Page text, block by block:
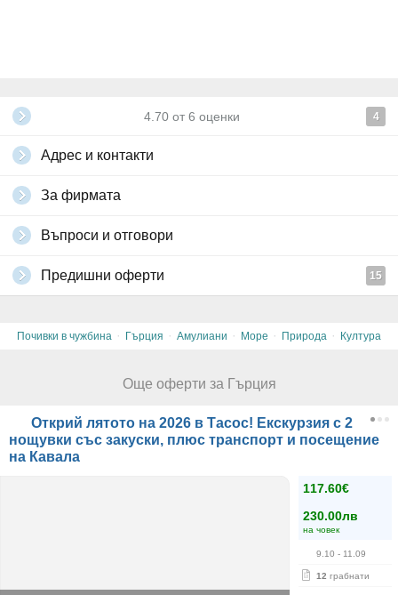
4.70 от 6 оценки 4
Адрес и контакти
За фирмата
Въпроси и отговори
Предишни оферти 15
Почивки в чужбина · Гърция · Амулиани · Море · Природа · Култура
Още оферти за Гърция
Открий лятото на 2026 в Тасос! Екскурзия с 2
нощувки със закуски, плюс транспорт и посещение
на Кавала
117.60€
230.00лв
на човек
9.10 - 11.09
12 грабнати